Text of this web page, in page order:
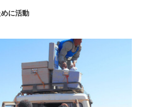
めに活動